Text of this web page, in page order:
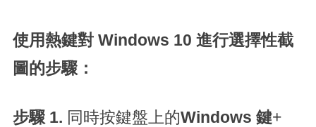
使用熱鍵對 Windows 10 進行選擇性截
圖的步驟：
步驟 1. 同時按鍵盤上的Windows 鍵+